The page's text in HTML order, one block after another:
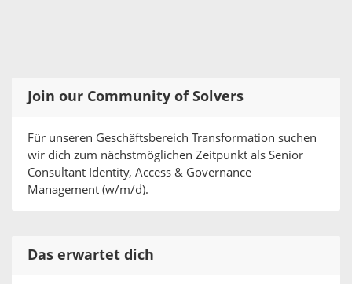
Join our Community of Solvers
Für unseren Geschäftsbereich Transformation suchen
wir dich zum nächstmöglichen Zeitpunkt als Senior
Consultant Identity, Access & Governance
Management (w/m/d).
Das erwartet dich